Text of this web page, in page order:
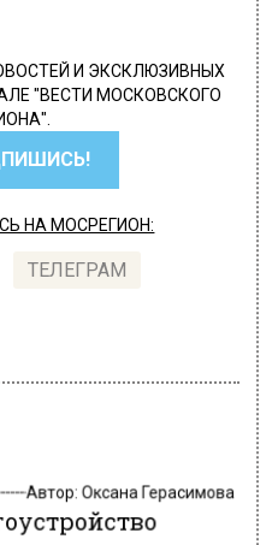
И ЭКСКЛЮЗИВНЫХ
"ВЕСТИ МОСКОВСКОГО
НА МОСРЕГИОН:
ТЕЛЕГРАМ
в ЗАО